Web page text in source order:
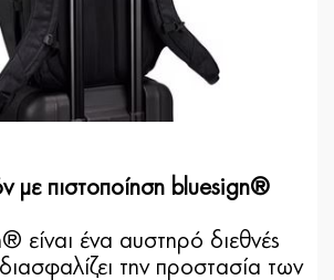
με πιστοποίηση bluesign®
είναι ένα αυστηρό διεθνές
την προστασία των